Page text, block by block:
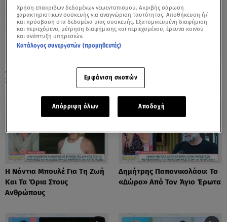
Λόλα Νταϊφά: Η Πιο Δύσκολη
Στιγμή Στην Καριέρα Της
Νόνη Δούνια: «Συνεχίζω Στο
Mega News»
Η Νάντια Μπουλέ Για Τη Ζωή
Και Τα Όρια Στους
Ανθρώπους
Δημήτρης Παπανικολάου: Το
«Δώρο» Από Τον Άγιο Έρωτα
Χρήση επακριβών δεδομένων γεωεντοπισμού. Ακριβής σάρωση
χαρακτηριστικών συσκευής για αναγνώριση ταυτότητας. Αποθήκευση ή/
και πρόσβαση στα δεδομένα μιας συσκευής. Εξατομικευμένη διαφήμιση
και περιεχόμενο, μέτρηση διαφήμισης και περιεχομένου, έρευνα κοινού
και ανάπτυξη υπηρεσιών.
Κατάλογος συνεργατών (προμηθευτές)
Εμφάνιση σκοπών
Απόρριψη όλων Αποδοχή